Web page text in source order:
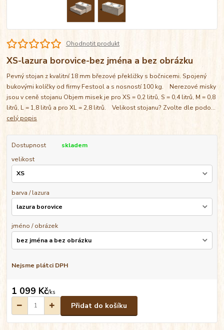
Ohodnotit produkt
XS-lazura borovice-bez jména a bez obrázku
Pevný stojan z kvalitní 18 mm březové překližky s bočnicemi. Spojený
bukovými kolíčky od firmy Festool a s nosností 100 kg. Nerezové misky
jsou v ceně stojanu Objem misek je pro XS = 0,2 litrů, S = 0,4 litrů, M = 0,8
litrů, L = 1,8 litrů a pro XL = 2,8 litrů. Velikost stojanu? Zvolte dle podo...
celý popis
Dostupnost
skladem
velikost
barva / lazura
jméno / obrázek
Nejsme plátci DPH
1 099 Kč/ks
Přidat do košíku